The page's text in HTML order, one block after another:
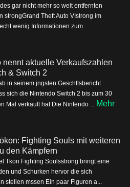
gar nicht mehr so weit entfernten
strongGrand Theft Auto VIstrong im
wenig Informationen zum
nennt aktuelle Verkaufszahlen
& Switch 2
in seinem jngsten Geschftsbericht
sich die Nintendo Switch 2 bis zum 30
Mal verkauft hat Die Nintendo ... Mehr
Fighting Souls mit weiteren
den Kämpfern
Tkon Fighting Soulsstrong bringt eine
und Schurken hervor die sich
stellen mssen Ein paar Figuren a...